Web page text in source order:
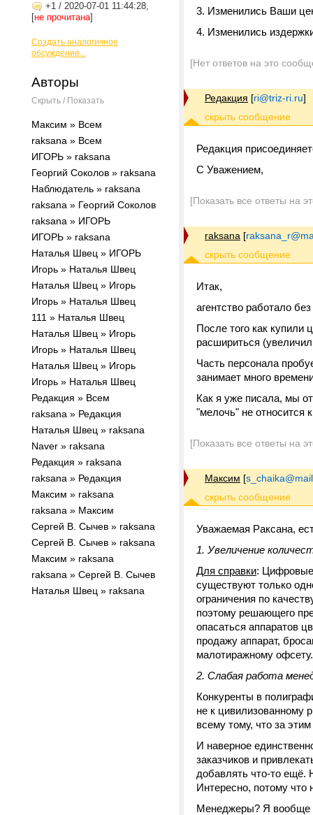
+1 / 2020-07-01 11:44:28,
[не прочитана]
Создать аналогичное
обсуждение...
Авторы
Скрыть / Показать
Максим » Всем
raksana » Всем
ИГОРЬ » raksana
Георгий Соколов » raksana
Наблюдатель » raksana
raksana » Георгий Соколов
raksana » ИГОРЬ
ИГОРЬ » raksana
Наталья Швец » ИГОРЬ
Игорь » Наталья Швец
Наталья Швец » Игорь
Игорь » Наталья Швец
111 » Наталья Швец
Наталья Швец » Игорь
Игорь » Наталья Швец
Наталья Швец » Игорь
Игорь » Наталья Швец
Редакция » Всем
raksana » Редакция
Наталья Швец » raksana
Naver » raksana
Редакция » raksana
raksana » Редакция
Максим » raksana
raksana » Максим
Сергей В. Сычев » raksana
Сергей В. Сычев » raksana
Максим » raksana
raksana » Сергей В. Сычев
Наталья Швец » raksana
3. Изменились Ваши
4. Изменились
[Нет ответов на это
Редакция [ri@triz-ri.ru]
Редакция
С Уважением,
[Показать все ответы на
raksana [
Итак,
агентство работало
После того как купили
расшириться
Часть персонала
занимает много
Как я уже писала, мы
"мелочь" не относится
[Показать все ответы на
Максим [
Уважаемая Раксана,
1. Увеличение
Для справки:
существуют только
ограничения по
поэтому решающего
опасаться аппаратов
продажу аппарат,
малотиражному офсету.
2. Слабая работа
Конкуренты в
не к цивилизованному
всему тому, что за
И наверное
заказчиков и
добавлять что-то ещё.
Интересно, потому что
Менеджеры? Я вообще